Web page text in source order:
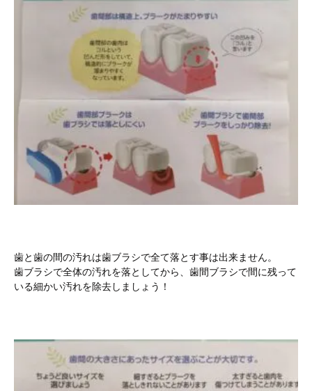
歯と歯の間の汚れは歯ブラシで全て落とす事は出来ません。
歯ブラシで全体の汚れを落としてから、歯間ブラシで間に残って
いる細かい汚れを除去しましょう！